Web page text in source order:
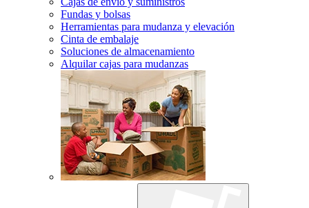
Fundas y bolsas
Herramientas para mudanza y elevación
Cinta de embalaje
Soluciones de almacenamiento
Alquilar cajas para mudanzas